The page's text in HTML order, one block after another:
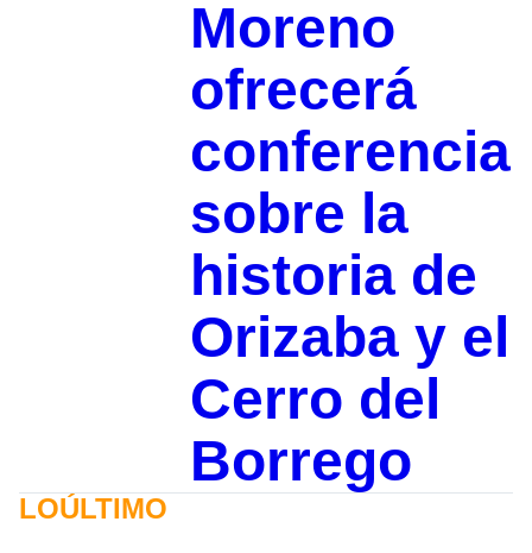
Moreno
ofrecerá
conferencia
sobre la
historia de
Orizaba y el
Cerro del
Borrego
LOÚLTIMO